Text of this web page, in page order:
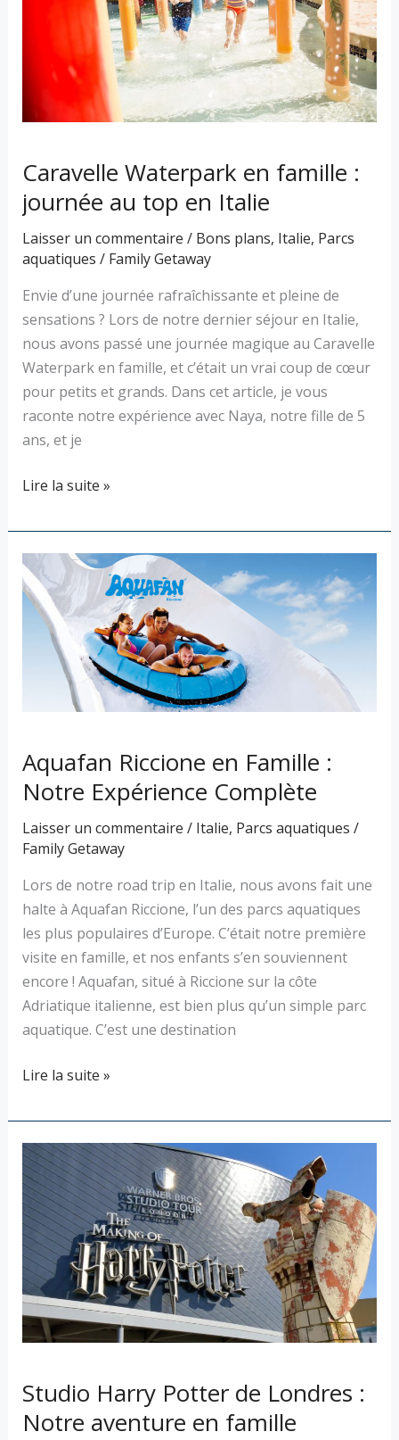
Caravelle Waterpark en famille :
journée au top en Italie
Laisser un commentaire / Bons plans, Italie, Parcs
aquatiques / Family Getaway
Envie d’une journée rafraîchissante et pleine de
sensations ? Lors de notre dernier séjour en Italie,
nous avons passé une journée magique au Caravelle
Waterpark en famille, et c’était un vrai coup de cœur
pour petits et grands. Dans cet article, je vous
raconte notre expérience avec Naya, notre fille de 5
ans, et je
Italie
Lire la suite »
Aquafan Riccione en Famille :
Notre Expérience Complète
Laisser un commentaire / Italie, Parcs aquatiques /
Family Getaway
Lors de notre road trip en Italie, nous avons fait une
halte à Aquafan Riccione, l’un des parcs aquatiques
les plus populaires d’Europe. C’était notre première
visite en famille, et nos enfants s’en souviennent
encore ! Aquafan, situé à Riccione sur la côte
Adriatique italienne, est bien plus qu’un simple parc
aquatique. C’est une destination
Aquafan
Riccione
en
Famille
Expérience
Lire la suite »
Studio Harry Potter de Londres :
Notre aventure en famille
Studio
Harry
Potter
de
Londres
:
Notre
aventure
en